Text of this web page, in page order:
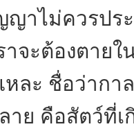
ญาไม่ควรปร
าจะต้องตาย
ละ ชื่อว่ากา
าย คือสัตว์ที่